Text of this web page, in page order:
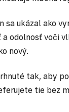
ukázal ako
odolnosť voči
nový.
tak, aby
tie bez